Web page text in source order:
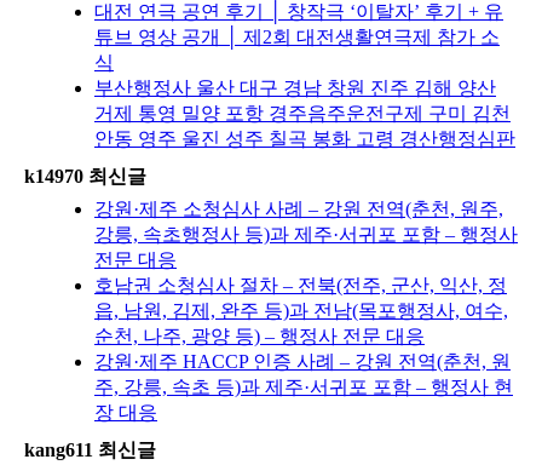
대전 연극 공연 후기 │ 창작극 ‘이탈자’ 후기 + 유
튜브 영상 공개 │ 제2회 대전생활연극제 참가 소
식
부산행정사 울산 대구 경남 창원 진주 김해 양산
거제 통영 밀양 포항 경주음주운전구제 구미 김천
안동 영주 울진 성주 칠곡 봉화 고령 경산행정심판
k14970 최신글
강원·제주 소청심사 사례 – 강원 전역(춘천, 원주,
강릉, 속초행정사 등)과 제주·서귀포 포함 – 행정사
전문 대응
호남권 소청심사 절차 – 전북(전주, 군산, 익산, 정
읍, 남원, 김제, 완주 등)과 전남(목포행정사, 여수,
순천, 나주, 광양 등) – 행정사 전문 대응
강원·제주 HACCP 인증 사례 – 강원 전역(춘천, 원
주, 강릉, 속초 등)과 제주·서귀포 포함 – 행정사 현
장 대응
kang611 최신글